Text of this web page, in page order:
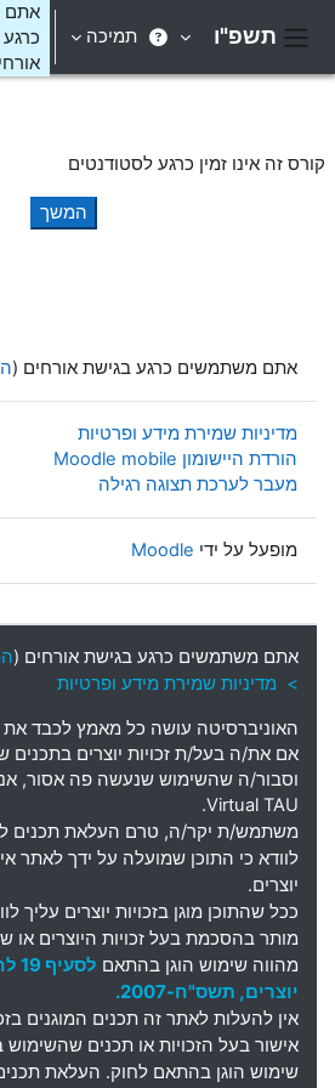
תשפ"ו תמיכה
אתם
קורס זה אינו זמין כרגע לסטודנטים
המשך
אתם משתמשים כרגע בגישת אורחים (
מדיניות שמירת מידע ופרטיות
הורדת היישומון Moodle mobile
מעבר לערכת תצוגה רגילה
מופעל על ידי Moodle
אתם משתמשים כרגע בגישת אורחים (
> מדיניות שמירת מידע ופרטיות
האוניברסיטה עושה כל מאמץ לכבד את
אם את/ה בעל/ת זכויות יוצרים
וסבור/ה שהשימוש שנעשה פה אסור,
Virtual TAU.
משתמש/ת יקר/ה, טרם העלאת תכנים
לוודא כי התוכן שמועלה על ידך לאתר
יוצרים.
ככל שהתוכן מוגן בזכויות יוצרים עליך
מותר בהסכמת בעל זכויות היוצרים או
מהווה שימוש הוגן בהתאם
יוצרים, תשס"ח-2007.
אין להעלות לאתר זה תכנים המוגנים
אישור בעל הזכויות או תכנים שהשימוש
שימוש הוגן בהתאם לחוק. העלאת